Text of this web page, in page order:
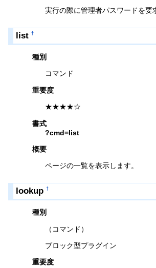
実行の際に管理者パスワードを要
list†
種別
コマンド
重要度
★★★★☆
書式
?cmd=list
概要
ページの一覧を表示します。
lookup†
種別
（コマンド）
ブロック型プラグイン
重要度